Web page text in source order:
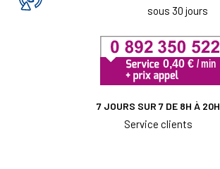
sous 30 jours
7 JOURS SUR 7 DE 8H À 20H
Service clients